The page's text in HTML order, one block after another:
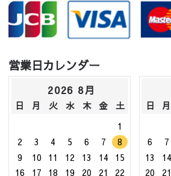
営業日カレンダー
2026 8月
日 月 火 水 木 金
土
1
2
3 4 5 6 7
8
9
10 11 12 13 14
15
16
17 18 19 20 21
22
日 月
6
7
13
14
20
21